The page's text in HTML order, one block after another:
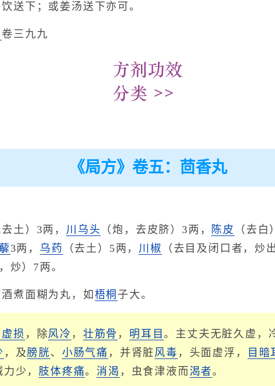
送下；或姜汤送下亦可。
卷三九九
《局方》卷五：茴香丸
去土）3两， 川乌头 （炮，去皮脐）3两， 陈皮 （去白
3两， 乌药 （去土）5两， 川椒 （去目及闭口者，炒
炒）7两。
煮面糊为丸，如 梧桐 子大。
损 ，除风冷 ， 壮筋骨 ， 明耳目。主丈夫无脏久虚，
，及膀胱、 小肠气痛 ，并肾脏风毒 ，头面虚浮， 目暗
少， 肢体疼痛。消渴 ，虫食津液而渴者。